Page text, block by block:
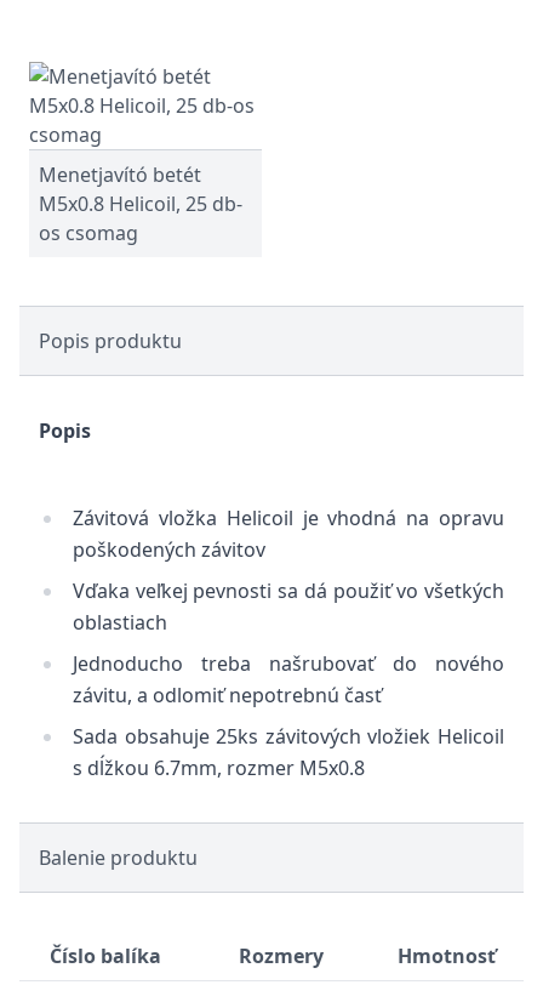
Menetjavító betét
M5x0.8 Helicoil, 25 db-
os csomag
Popis produktu
Popis
Závitová vložka Helicoil je vhodná na opravu
poškodených závitov
Vďaka veľkej pevnosti sa dá použiť vo všetkých
oblastiach
Jednoducho treba našrubovať do nového
závitu, a odlomiť nepotrebnú časť
Sada obsahuje 25ks závitových vložiek Helicoil
s dĺžkou 6.7mm, rozmer M5x0.8
Balenie produktu
Číslo balíka Rozmery
Hmotnosť